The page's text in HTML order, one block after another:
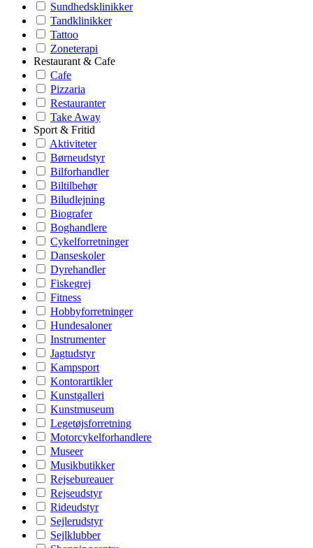
Sundhedsklinikker
Tandklinikker
Tattoo
Zoneterapi
Restaurant & Cafe
Cafe
Pizzaria
Restauranter
Take Away
Sport & Fritid
Aktiviteter
Børneudstyr
Bilforhandler
Biltilbehør
Biludlejning
Biografer
Boghandlere
Cykelforretninger
Danseskoler
Dyrehandler
Fiskegrej
Fitness
Hobbyforretninger
Hundesaloner
Instrumenter
Jagtudstyr
Kampsport
Kontorartikler
Kunstgalleri
Kunstmuseum
Legetøjsforretning
Motorcykelforhandlere
Museer
Musikbutikker
Rejsebureauer
Rejseudstyr
Rideudstyr
Sejlerudstyr
Sejlklubber